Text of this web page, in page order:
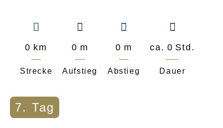
0 km
Strecke
0 m
Aufstieg
0 m
Abstieg
ca. 0 Std.
Dauer
7. Tag